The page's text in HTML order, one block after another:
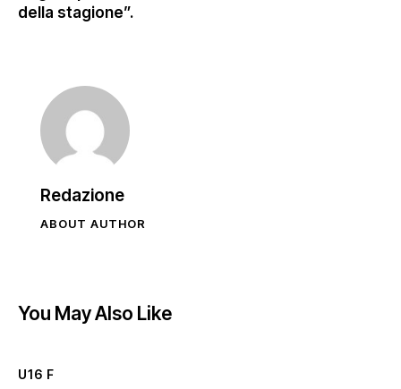
della stagione”.
Redazione
ABOUT AUTHOR
You May Also Like
U16 F